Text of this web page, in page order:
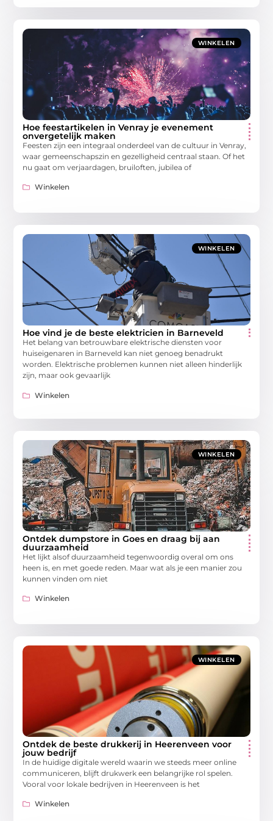
WINKELEN
Hoe feestartikelen in Venray je evenement
onvergetelijk maken
Feesten zijn een integraal onderdeel van de cultuur in Venray,
waar gemeenschapszin en gezelligheid centraal staan. Of het
nu gaat om verjaardagen, bruiloften, jubilea of
Winkelen
WINKELEN
Hoe vind je de beste elektricien in Barneveld
Het belang van betrouwbare elektrische diensten voor
huiseigenaren in Barneveld kan niet genoeg benadrukt
worden. Elektrische problemen kunnen niet alleen hinderlijk
zijn, maar ook gevaarlijk
Winkelen
WINKELEN
Ontdek dumpstore in Goes en draag bij aan
duurzaamheid
Het lijkt alsof duurzaamheid tegenwoordig overal om ons
heen is, en met goede reden. Maar wat als je een manier zou
kunnen vinden om niet
Winkelen
WINKELEN
Ontdek de beste drukkerij in Heerenveen voor
jouw bedrijf
In de huidige digitale wereld waarin we steeds meer online
communiceren, blijft drukwerk een belangrijke rol spelen.
Vooral voor lokale bedrijven in Heerenveen is het
Winkelen